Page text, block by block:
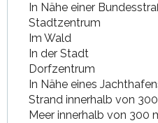
In Nähe einer
Stadtzentrum
Im Wald
In der Stadt
Dorfzentrum
In Nähe eines
Strand innerhalb von
Meer innerhalb von 300